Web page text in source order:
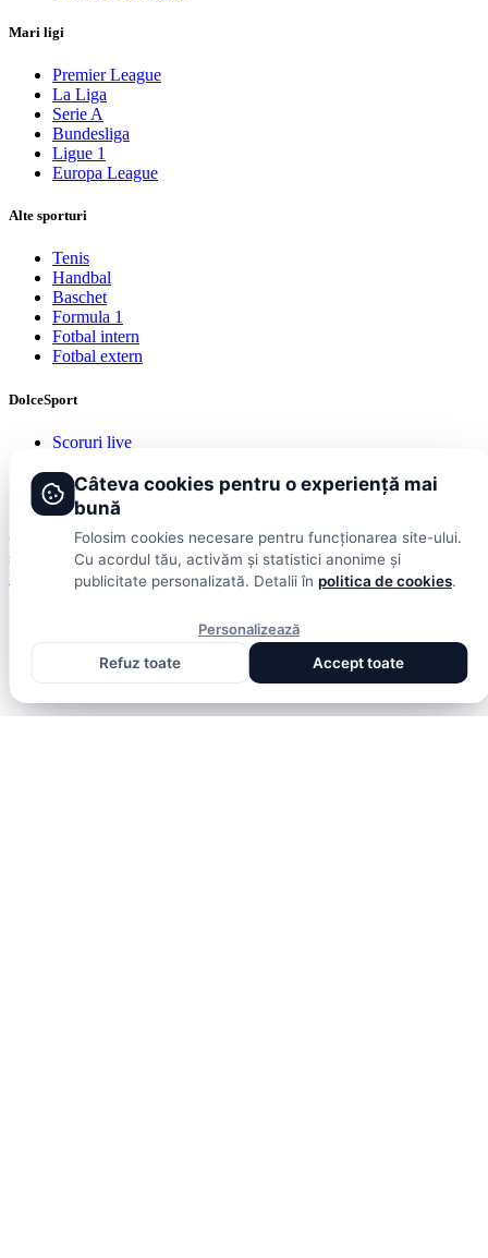
Mari ligi
Premier League
La Liga
Serie A
Bundesliga
Ligue 1
Europa League
Alte sporturi
Tenis
Handbal
Baschet
Formula 1
Fotbal intern
Fotbal extern
DolceSport
Scoruri live
Publicitate
Termeni și condiții
© 2026 DolceSport. Toate drepturile rezervate. Scoruri, clasamente
și analize din toate competițiile
Fotbal intern Fotbal extern Scoruri live
Câteva cookies pentru o experiență mai
bună
Folosim cookies necesare pentru funcționarea site-ului.
Cu acordul tău, activăm și statistici anonime și
publicitate personalizată. Detalii în politica de cookies.
Personalizează
Refuz toate
Accept toate